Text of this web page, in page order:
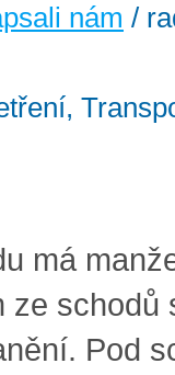
nám /
má
ze schodů
Pod